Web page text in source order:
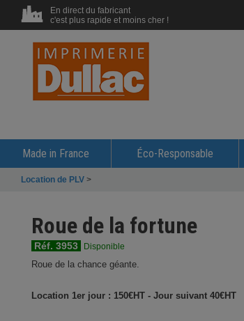
En direct du fabricant
c'est plus rapide et moins cher !
Made in France Éco-Responsable
Location de PLV >
Roue de la fortune
Réf. 3953 Disponible
Roue de la chance géante.
Location 1er jour : 150€HT - Jour suivant 40€HT